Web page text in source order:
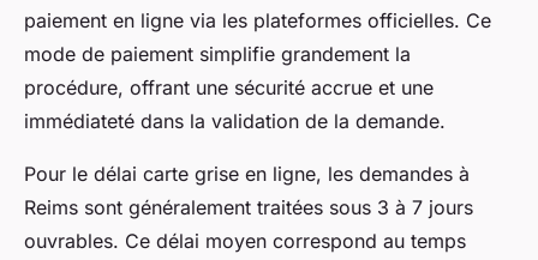
paiement en ligne via les plateformes officielles. Ce
mode de paiement simplifie grandement la
procédure, offrant une sécurité accrue et une
immédiateté dans la validation de la demande.
Pour le délai carte grise en ligne, les demandes à
Reims sont généralement traitées sous 3 à 7 jours
ouvrables. Ce délai moyen correspond au temps